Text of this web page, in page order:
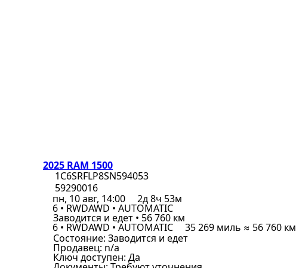
2025 RAM 1500
1C6SRFLP8SN594053
59290016
пн, 10 авг, 14:00
2д 8ч 53м
6 • RWDAWD • AUTOMATIC
Заводится и едет • 56 760 км
6 • RWDAWD • AUTOMATIC 35 269 миль ≈ 56 760 км
Состояние: Заводится и едет
Продавец: n/a
Ключ доступен: Да